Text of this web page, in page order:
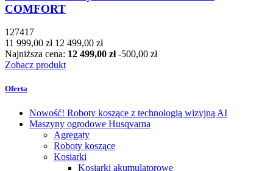
COMFORT
127417
11 999,00 zł 12 499,00 zł
Najniższa cena: 12 499,00 zł -500,00 zł
Zobacz produkt
Oferta
Nowość! Roboty koszące z technologią wizyjną AI
Maszyny ogrodowe Husqvarna
Agregaty
Roboty koszące
Kosiarki
Kosiarki akumulatorowe